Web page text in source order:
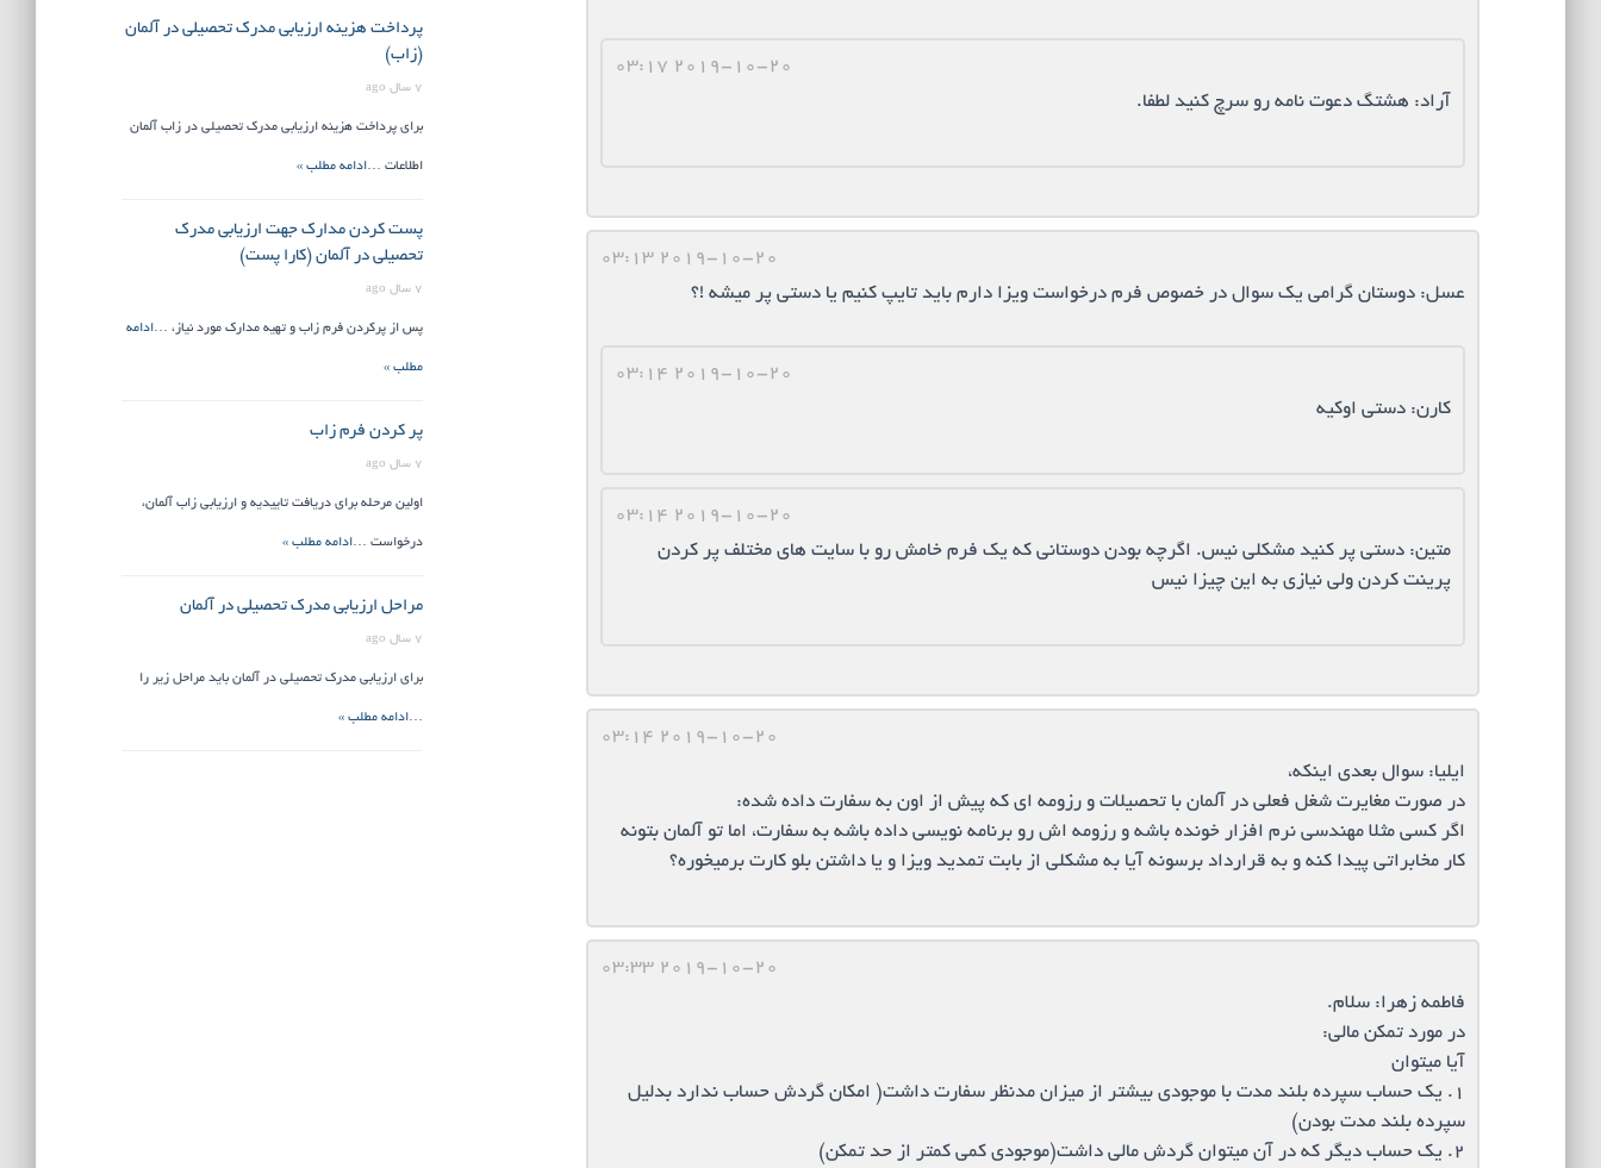
2019-10-20 03:17
آراد: هشتگ دعوت نامه رو سرچ کنید لطفا.
2019-10-20 03:13
عسل: دوستان گرامی یک سوال در خصوص فرم درخواست ویزا دارم باید تایپ کنیم یا دستی پر میشه !؟
2019-10-20 03:14
کارن: دستی اوکیه
2019-10-20 03:14
متین: دستی پر کنید مشکلی نیس. اگرچه بودن دوستانی که یک فرم خامش رو با سایت های مختلف پر کردن
پرینت کردن ولی نیازی به این چیزا نیس
2019-10-20 03:14
ایلیا: سوال بعدی اینکه،
در صورت مغایرت شغل فعلی در آلمان با تحصیلات و رزومه ای که پیش از اون به سفارت داده شده:
اگر کسی مثلا مهندسی نرم افزار خونده باشه و رزومه اش رو برنامه نویسی داده باشه به سفارت، اما تو آلمان بتونه
کار مخابراتی پیدا کنه و به قرارداد برسونه آیا به مشکلی از بابت تمدید ویزا و یا داشتن بلو کارت برمیخوره؟
2019-10-20 03:33
فاطمه زهرا: سلام.
در مورد تمکن مالی:
آیا میتوان
۱. یک حساب سپرده بلند مدت با موجودی بیشتر از میزان مدنظر سفارت داشت( امکان گردش حساب ندارد بدلیل
سپرده بلند مدت بودن)
۲. یک حساب دیگر که در آن میتوان گردش مالی داشت(موجودی کمی کمتر از حد تمکن)
پرداخت هزینه ارزیابی مدرک تحصیلی در آلمان
(زاب)
7 سال ago
برای پرداخت هزینه ارزیابی مدرک تحصیلی در زاب آلمان
اطلاعات …ادامه مطلب »
پست کردن مدارک جهت ارزیابی مدرک
تحصیلی در آلمان (کارا پست)
7 سال ago
پس از پرکردن فرم زاب و تهیه مدارک مورد نیاز، …ادامه
مطلب »
پر کردن فرم زاب
7 سال ago
اولین مرحله برای دریافت تاییدیه و ارزیابی زاب آلمان،
درخواست …ادامه مطلب »
مراحل ارزیابی مدرک تحصیلی در آلمان
7 سال ago
برای ارزیابی مدرک تحصیلی در آلمان باید مراحل زیر را
…ادامه مطلب »